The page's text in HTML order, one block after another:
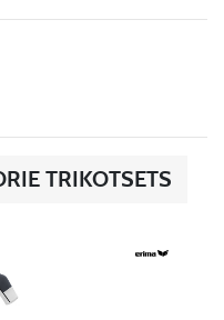
TRIKOTSETS